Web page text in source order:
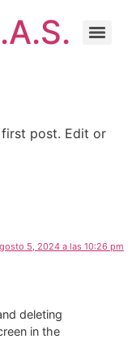
first post. Edit or
5, 2024 a las 10:26 pm
deleting
in the